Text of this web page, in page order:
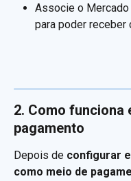
Associe o
para poder receber
2. Como funciona
pagamento
Depois de configurar
como meio de